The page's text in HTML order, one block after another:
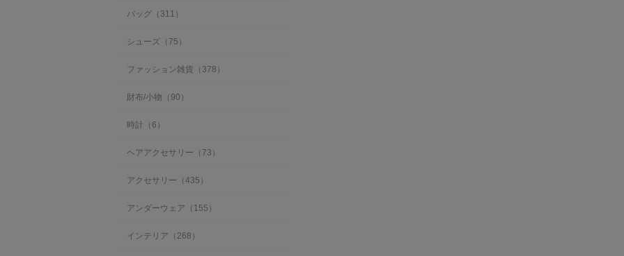
バッグ（311）
シューズ（75）
ファッション雑貨（378）
財布/小物（90）
時計（6）
ヘアアクセサリー（73）
アクセサリー（435）
アンダーウェア（155）
インテリア（268）